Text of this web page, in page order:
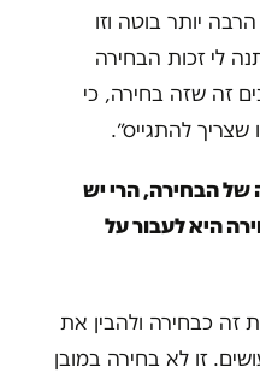
יותר בוטה וזו
לי זכות הבחירה
זה שזה בחירה, כי
להתגייס״.
של הבחירה, הרי יש
היא לעבור על
זה כבחירה ולהבין את
זו לא בחירה במובן